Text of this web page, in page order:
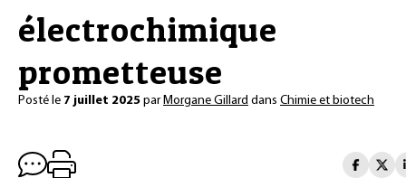
électrochimique
prometteuse
Posté le 7 juillet 2025 parMorgane Gillard dans Chimie et biotech